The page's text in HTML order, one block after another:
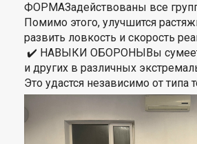
ФОРМАЗадействованы все
Помимо этого, улучшится
развить ловкость и скорость
✔️ НАВЫКИ ОБОРОНЫВы
и других в различных
Это удастся независимо от типа